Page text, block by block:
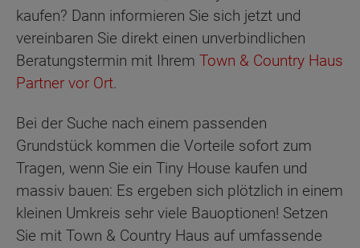
kaufen? Dann informieren Sie sich jetzt und
vereinbaren Sie direkt einen unverbindlichen
Beratungstermin mit Ihrem Town & Country Haus
Partner vor Ort.
Bei der Suche nach einem passenden
Grundstück kommen die Vorteile sofort zum
Tragen, wenn Sie ein Tiny House kaufen und
massiv bauen: Es ergeben sich plötzlich in einem
kleinen Umkreis sehr viele Bauoptionen! Setzen
Sie mit Town & Country Haus auf umfassende